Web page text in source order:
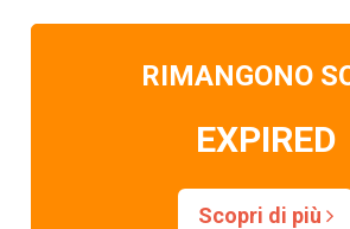
RIMANGONO
EXPIRED
Scopri di più